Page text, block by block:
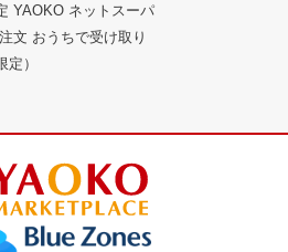
YAOKO ネットスーパ
文 おうちで受け取り
定）